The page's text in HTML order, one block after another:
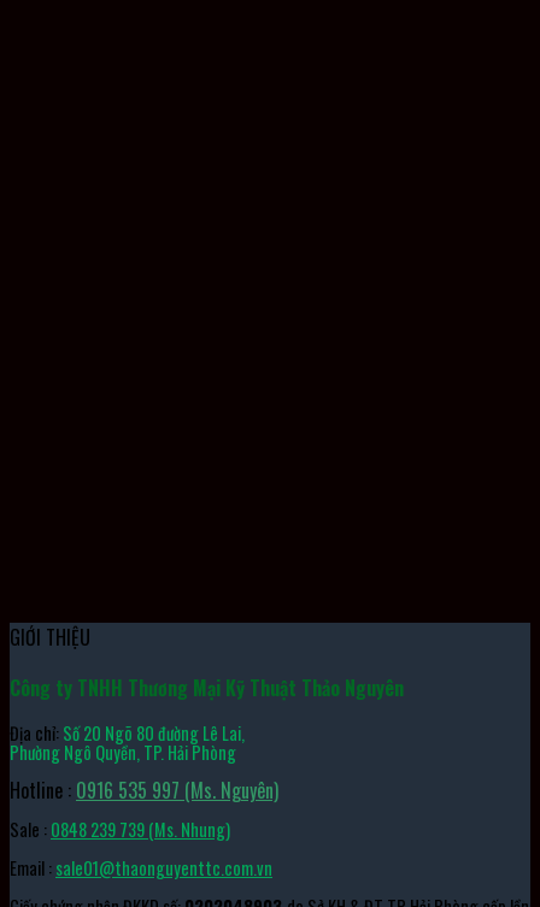
GIỚI THIỆU
Công ty TNHH Thương Mại Kỹ Thuật Thảo Nguyên
Địa chỉ:Số 20 Ngõ 80 đường Lê Lai,
Phường Ngô Quyền, TP. Hải Phòng
Hotline : 0916 535 997 (Ms. Nguyên)
Sale :0848 239 739 (Ms. Nhung)
Email :sale01@thaonguyenttc.com.vn